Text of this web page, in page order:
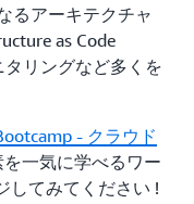
るアーキテクチャ
as Code
リングなど多くを
- クラウド
一気に学べるワー
してみてください !